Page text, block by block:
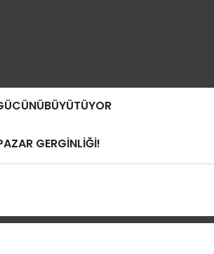
GERGİNLİĞİ!